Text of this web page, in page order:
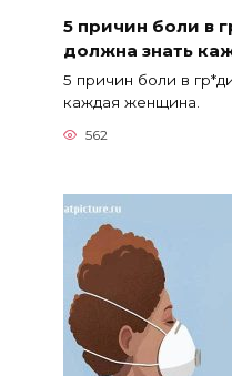
5 причин боли в
должна знать
5 причин боли в
каждая женщина.
562